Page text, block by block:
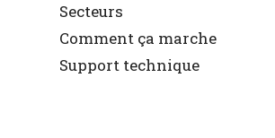
Secteurs
Comment ça marche
Support technique